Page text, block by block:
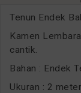
Tenun Endek
Kamen
cantik.
Bahan : Endek
Ukuran : 2